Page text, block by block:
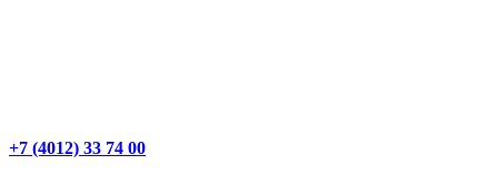
+7 (4012) 33 74 00